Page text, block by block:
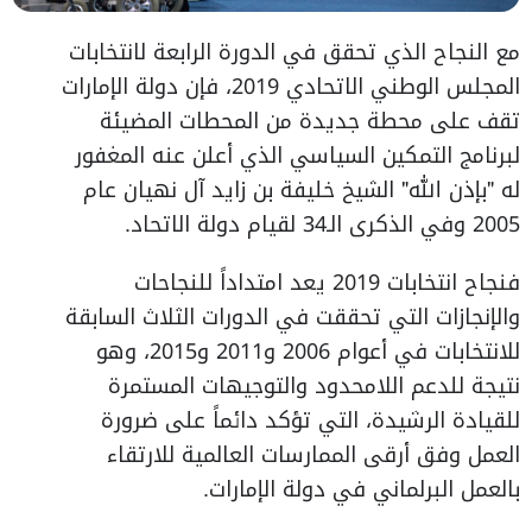
مع النجاح الذي تحقق في الدورة الرابعة لانتخابات
المجلس الوطني الاتحادي 2019، فإن دولة الإمارات
تقف على محطة جديدة من المحطات المضيئة
لبرنامج التمكين السياسي الذي أعلن عنه المغفور
له "بإذن الله" الشيخ خليفة بن زايد آل نهيان عام
2005 وفي الذكرى الـ34 لقيام دولة الاتحاد.
فنجاح انتخابات 2019 يعد امتداداً للنجاحات
والإنجازات التي تحققت في الدورات الثلاث السابقة
للانتخابات في أعوام 2006 و2011 و2015، وهو
نتيجة للدعم اللامحدود والتوجيهات المستمرة
للقيادة الرشيدة، التي تؤكد دائماً على ضرورة
العمل وفق أرقى الممارسات العالمية للارتقاء
بالعمل البرلماني في دولة الإمارات.